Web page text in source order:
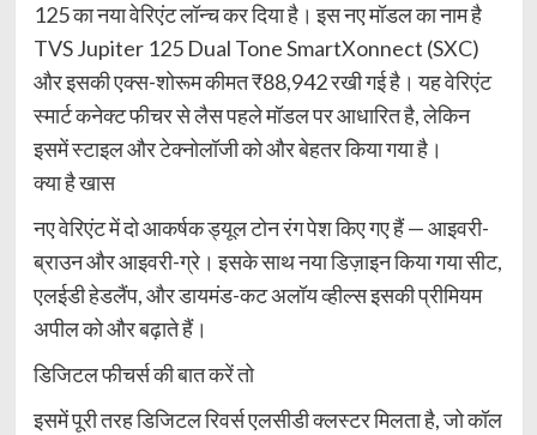
125 का नया वेरिएंट लॉन्च कर दिया है। इस नए मॉडल का नाम है
TVS Jupiter 125 Dual Tone SmartXonnect (SXC)
और इसकी एक्स-शोरूम कीमत ₹88,942 रखी गई है। यह वेरिएंट
स्मार्ट कनेक्ट फीचर से लैस पहले मॉडल पर आधारित है, लेकिन
इसमें स्टाइल और टेक्नोलॉजी को और बेहतर किया गया है।
क्या है खास
नए वेरिएंट में दो आकर्षक ड्यूल टोन रंग पेश किए गए हैं — आइवरी-
ब्राउन और आइवरी-ग्रे। इसके साथ नया डिज़ाइन किया गया सीट,
एलईडी हेडलैंप, और डायमंड-कट अलॉय व्हील्स इसकी प्रीमियम
अपील को और बढ़ाते हैं।
डिजिटल फीचर्स की बात करें तो
इसमें पूरी तरह डिजिटल रिवर्स एलसीडी क्लस्टर मिलता है, जो कॉल